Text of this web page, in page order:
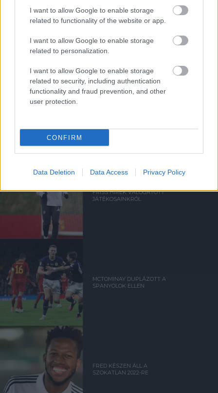
I want to allow Google to enable storage
related to functionality of the website or app.
I want to allow Google to enable storage
related to personalization.
I want to allow Google to enable storage
related to security, including authentication
functionality and fraud prevention, and other
user protection.
CONFIRM
Data Deletion Data Access Privacy Policy
Kapcsolódó hírek
VÁLOGATOTTAK
FRISS HÍREK VÁLOGATOTT
JÁTÉKOSAINKRÓL
MCTOMINAY DUPLÁZOTT A
SPANYOLOK ELLEN
FRED KÉSZEN ÁLL A
SZOKATLAN 2022-RE